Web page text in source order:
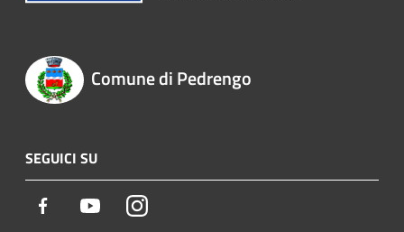
Comune di Pedrengo
SEGUICI SU
Facebook YoutubeInstagram